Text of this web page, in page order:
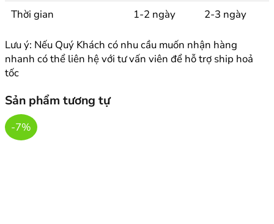
Thời gian
1-2 ngày 2-3 ngày
Lưu ý: Nếu Quý Khách có nhu cầu muốn nhận hàng
nhanh có thể liên hệ với tư vấn viên để hỗ trợ ship hoả
tốc
Sản phẩm tương tự
-7%